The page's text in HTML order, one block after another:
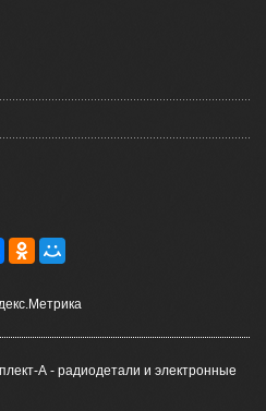
А - радиодетали и электронные